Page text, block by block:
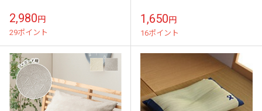
2,980円
29ポイント
1,650円
16ポイント